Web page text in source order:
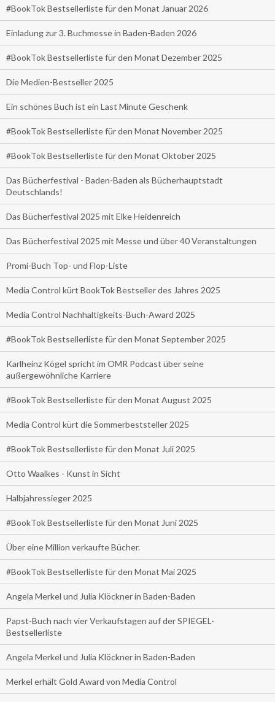
#BookTok Bestsellerliste für den Monat Januar 2026
Einladung zur 3. Buchmesse in Baden-Baden 2026
#BookTok Bestsellerliste für den Monat Dezember 2025
Die Medien-Bestseller 2025
Ein schönes Buch ist ein Last Minute Geschenk
#BookTok Bestsellerliste für den Monat November 2025
#BookTok Bestsellerliste für den Monat Oktober 2025
Das Bücherfestival - Baden-Baden als Bücherhauptstadt
Deutschlands!
Das Bücherfestival 2025 mit Elke Heidenreich
Das Bücherfestival 2025 mit Messe und über 40 Veranstaltungen
Promi-Buch Top- und Flop-Liste
Media Control kürt BookTok Bestseller des Jahres 2025
Media Control Nachhaltigkeits-Buch-Award 2025
#BookTok Bestsellerliste für den Monat September 2025
Karlheinz Kögel spricht im OMR Podcast über seine
außergewöhnliche Karriere
#BookTok Bestsellerliste für den Monat August 2025
Media Control kürt die Sommerbeststeller 2025
#BookTok Bestsellerliste für den Monat Juli 2025
Otto Waalkes - Kunst in Sicht
Halbjahressieger 2025
#BookTok Bestsellerliste für den Monat Juni 2025
Über eine Million verkaufte Bücher.
#BookTok Bestsellerliste für den Monat Mai 2025
Angela Merkel und Julia Klöckner in Baden-Baden
Papst-Buch nach vier Verkaufstagen auf der SPIEGEL-
Bestsellerliste
Angela Merkel und Julia Klöckner in Baden-Baden
Merkel erhält Gold Award von Media Control